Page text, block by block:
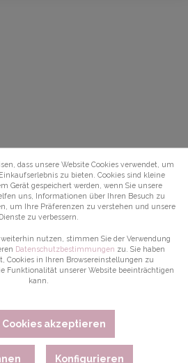
dass unsere Website Cookies verwendet, um
zu bieten. Cookies sind kleine
Gerät gespeichert werden, wenn Sie unsere
uns, Informationen über Ihren Besuch zu
um Ihre Präferenzen zu verstehen und unsere
Dienste zu verbessern.
nutzen, stimmen Sie der Verwendung
Datenschutzbestimmungen zu. Sie haben
Cookies in Ihren Browsereinstellungen zu
Funktionalität unserer Website beeinträchtigen
kann.
akzeptieren
Konfigurieren